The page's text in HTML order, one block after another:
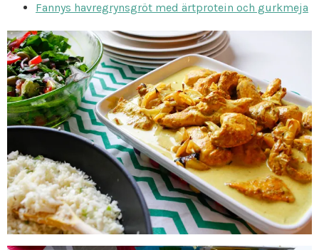
Fannys havregrynsgröt med ärtprotein och gurkmeja